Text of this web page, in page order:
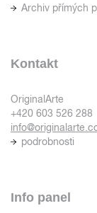
Archiv přímých
Kontakt
OriginalArte
+420 603 526 288
podrobnosti
Info panel